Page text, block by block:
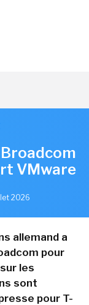
VMware
2026
allemand a
pour
les
sont
pour T-